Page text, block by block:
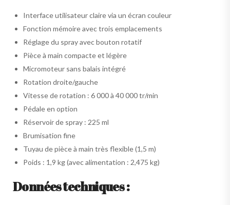
Interface utilisateur claire via un écran couleur
Fonction mémoire avec trois emplacements
Réglage du spray avec bouton rotatif
Pièce à main compacte et légère
Micromoteur sans balais intégré
Rotation droite/gauche
Vitesse de rotation : 6 000 à 40 000 tr/min
Pédale en option
Réservoir de spray : 225 ml
Brumisation fine
Tuyau de pièce à main très flexible (1,5 m)
Poids : 1,9 kg (avec alimentation : 2,475 kg)
Données techniques :